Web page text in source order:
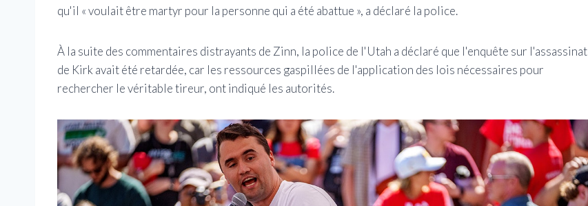
qu'il « voulait être martyr pour la personne qui a été abattue », a déclaré la police.
À la suite des commentaires distrayants de Zinn, la police de l'Utah a déclaré que l'enquête sur l'assassinat
de Kirk avait été retardée, car les ressources gaspillées de l'application des lois nécessaires pour
rechercher le véritable tireur, ont indiqué les autorités.